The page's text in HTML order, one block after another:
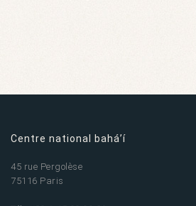
Centre national bahá’í
45 rue Pergolèse
75116 Paris